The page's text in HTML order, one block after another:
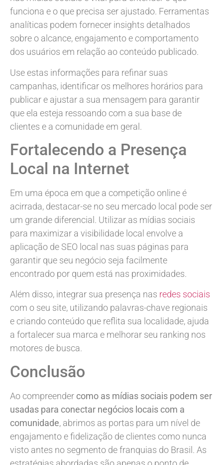
funciona e o que precisa ser ajustado. Ferramentas
analíticas podem fornecer insights detalhados
sobre o alcance, engajamento e comportamento
dos usuários em relação ao conteúdo publicado.
Use estas informações para refinar suas
campanhas, identificar os melhores horários para
publicar e ajustar a sua mensagem para garantir
que ela esteja ressoando com a sua base de
clientes e a comunidade em geral.
Fortalecendo a Presença
Local na Internet
Em uma época em que a competição online é
acirrada, destacar-se no seu mercado local pode ser
um grande diferencial. Utilizar as mídias sociais
para maximizar a visibilidade local envolve a
aplicação de SEO local nas suas páginas para
garantir que seu negócio seja facilmente
encontrado por quem está nas proximidades.
Além disso, integrar sua presença nas redes sociais
com o seu site, utilizando palavras-chave regionais
e criando conteúdo que reflita sua localidade, ajuda
a fortalecer sua marca e melhorar seu ranking nos
motores de busca.
Conclusão
Ao compreender como as mídias sociais podem ser
usadas para conectar negócios locais com a
comunidade, abrimos as portas para um nível de
engajamento e fidelização de clientes como nunca
visto antes no segmento de franquias do Brasil. As